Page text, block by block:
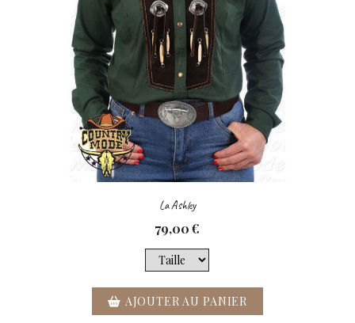
La Ashley
79,00€
AJOUTER AU PANIER